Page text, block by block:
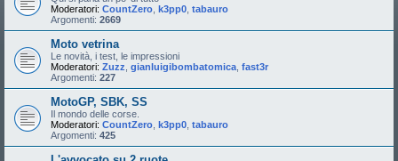
Moderatori: CountZero k3pp0 tabauro
Argomenti: 2669
Moto vetrina
Le novità, i test, le impressioni
Moderatori: Zuzz gianluigibombatomica fast3r
Argomenti: 227
MotoGP, SBK, SS
Il mondo delle corse.
Moderatori: CountZero k3pp0 tabauro
Argomenti: 425